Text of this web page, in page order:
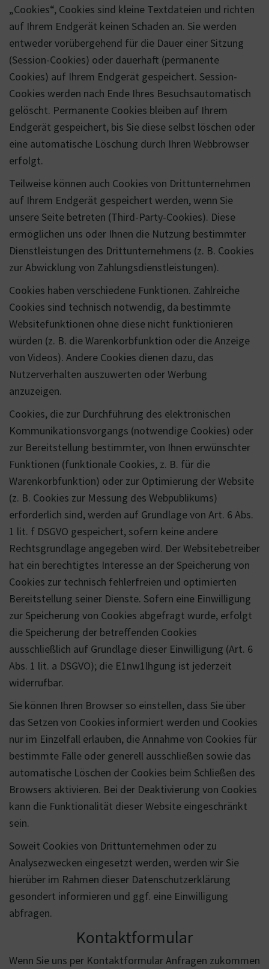
„Cookies“, Cookies sind kleine Textdateien und richten
auf Ihrem Endgerät keinen Schaden an. Sie werden
entweder vorübergehend für die Dauer einer Sitzung
(Session-Cookies) oder dauerhaft (permanente
Cookies) auf Ihrem Endgerät gespeichert. Session-
Cookies werden nach Ende Ihres Besuchsautomatisch
gelöscht. Permanente Cookies bleiben auf Ihrem
Endgerät gespeichert, bis Sie diese selbst löschen oder
eine automatische Löschung durch Ihren Webbrowser
erfolgt.
Teilweise können auch Cookies von Drittunternehmen
auf Ihrem Endgerät gespeichert werden, wenn Sie
unsere Seite betreten (Third-Party-Cookies). Diese
ermöglichen uns oder Ihnen die Nutzung bestimmter
Dienstleistungen des Drittunternehmens (z. B. Cookies
zur Abwicklung von Zahlungsdienstleistungen).
Cookies haben verschiedene Funktionen. Zahlreiche
Cookies sind technisch notwendig, da bestimmte
Websitefunktionen ohne diese nicht funktionieren
würden (z. B. die Warenkorbfunktion oder die Anzeige
von Videos). Andere Cookies dienen dazu, das
Nutzerverhalten auszuwerten oder Werbung
anzuzeigen.
Cookies, die zur Durchführung des elektronischen
Kommunikationsvorgangs (notwendige Cookies) oder
zur Bereitstellung bestimmter, von Ihnen erwünschter
Funktionen (funktionale Cookies, z. B. für die
Warenkorbfunktion) oder zur Optimierung der Website
(z. B. Cookies zur Messung des Webpublikums)
erforderlich sind, werden auf Grundlage von Art. 6 Abs.
1 lit. f DSGVO gespeichert, sofern keine andere
Rechtsgrundlage angegeben wird. Der Websitebetreiber
hat ein berechtigtes Interesse an der Speicherung von
Cookies zur technisch fehlerfreien und optimierten
Bereitstellung seiner Dienste. Sofern eine Einwilligung
zur Speicherung von Cookies abgefragt wurde, erfolgt
die Speicherung der betreffenden Cookies
ausschließlich auf Grundlage dieser Einwilligung (Art. 6
Abs. 1 lit. a DSGVO); die E1nw1lhgung ist jederzeit
widerrufbar.
Sie können Ihren Browser so einstellen, dass Sie über
das Setzen von Cookies informiert werden und Cookies
nur im Einzelfall erlauben, die Annahme von Cookies für
bestimmte Fälle oder generell ausschließen sowie das
automatische Löschen der Cookies beim Schließen des
Browsers aktivieren. Bei der Deaktivierung von Cookies
kann die Funktionalität dieser Website eingeschränkt
sein.
Soweit Cookies von Drittunternehmen oder zu
Analysezwecken eingesetzt werden, werden wir Sie
hierüber im Rahmen dieser Datenschutzerklärung
gesondert informieren und ggf. eine Einwilligung
abfragen.
Kontaktformular
Wenn Sie uns per Kontaktformular Anfragen zukommen